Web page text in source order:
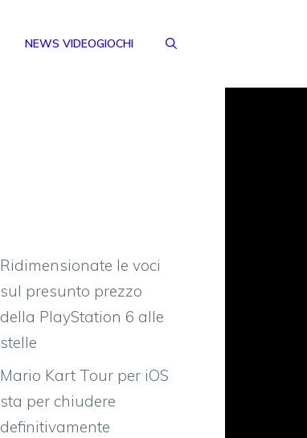
NEWS VIDEOGIOCHI
Ridimensionate le voci
sul presunto prezzo
della PlayStation 6 alle
stelle
Mario Kart Tour per iOS
sta per chiudere
definitivamente